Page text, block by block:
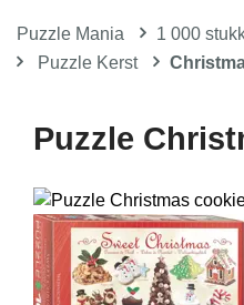
Puzzle Mania 1 000
Puzzle Kerst
Puzzle